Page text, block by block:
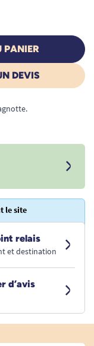
PANIER
DEVIS
le site
relais
et destination
d’avis